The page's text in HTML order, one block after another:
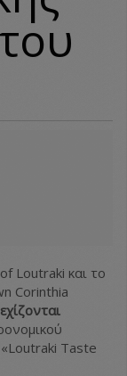
Loutraki και το
Corinthia
Taste